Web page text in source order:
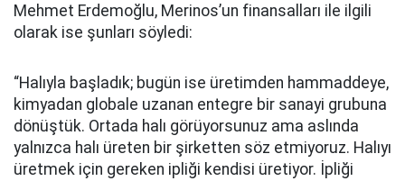
Mehmet Erdemoğlu, Merinos’un finansalları ile ilgili
olarak ise şunları söyledi:
“Halıyla başladık; bugün ise üretimden hammaddeye,
kimyadan globale uzanan entegre bir sanayi grubuna
dönüştük. Ortada halı görüyorsunuz ama aslında
yalnızca halı üreten bir şirketten söz etmiyoruz. Halıyı
üretmek için gereken ipliği kendisi üretiyor. İpliği